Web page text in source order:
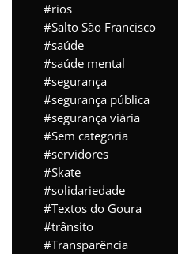
rios
Salto São Francisco
saúde
saúde mental
segurança
segurança pública
segurança viária
Sem categoria
servidores
Skate
solidariedade
Textos do Goura
trânsito
Transparência